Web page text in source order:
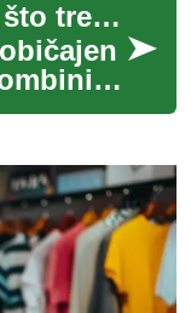
Kreditne kartice: sve što treba znati o financijama i bankarstvu